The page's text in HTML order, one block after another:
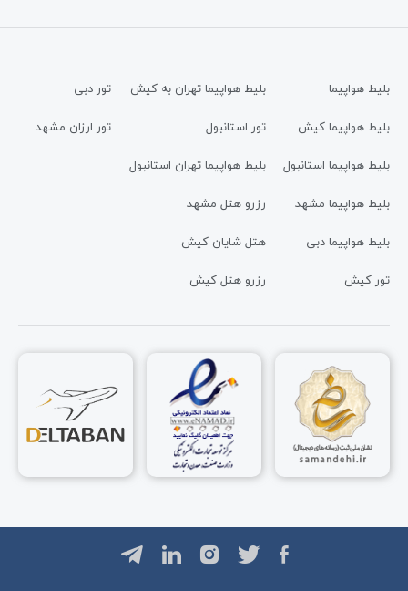
بلیط هواپیما
بلیط هواپیما کیش
بلیط هواپیما استانبول
بلیط هواپیما مشهد
بلیط هواپیما دبی
تور کیش
بلیط هواپیما تهران به کیش
تور استانبول
بلیط هواپیما تهران استانبول
رزرو هتل مشهد
هتل شایان کیش
رزرو هتل کیش
تور دبی
تور ارزان مشهد